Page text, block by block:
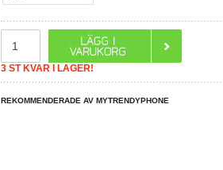
3 ST KVAR I LAGER!
REKOMMENDERADE AV MYTRENDYPHONE